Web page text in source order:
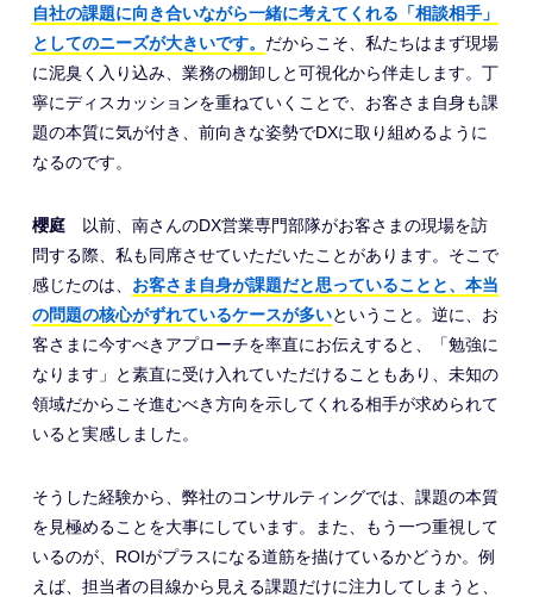
自社の課題に向き合いながら一緒に考えてくれる「相談相手」
としてのニーズが大きいです。 だからこそ、私たちはまず現場
に泥臭く入り込み、業務の棚卸しと可視化から伴走します。丁
寧にディスカッションを重ねていくことで、お客さま自身も課
題の本質に気が付き、前向きな姿勢でDXに取り組めるように
なるのです。
櫻庭以前、南さんのDX営業専門部隊がお客さまの現場を訪
問する際、私も同席させていただいたことがあります。そこで
感じたのは、 お客さま自身が課題だと思っていることと、本当
の問題の核心がずれているケースが多いということ。逆に、お
客さまに今すべきアプローチを率直にお伝えすると、「勉強に
なります」と素直に受け入れていただけることもあり、未知の
領域だからこそ進むべき方向を示してくれる相手が求められて
いると実感しました。
そうした経験から、弊社のコンサルティングでは、課題の本質
を見極めることを大事にしています。また、もう一つ重視して
いるのが、ROIがプラスになる道筋を描けているかどうか。例
えば、担当者の目線から見える課題だけに注力してしまうと、